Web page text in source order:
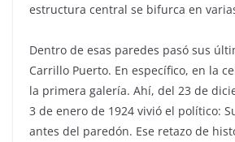
estructura central se bifurca en
Dentro de esas paredes pasó sus
Carrillo Puerto. En específico, en la
la primera galería. Ahí, del 23 de
3 de enero de 1924 vivió el político:
antes del paredón. Ese retazo de